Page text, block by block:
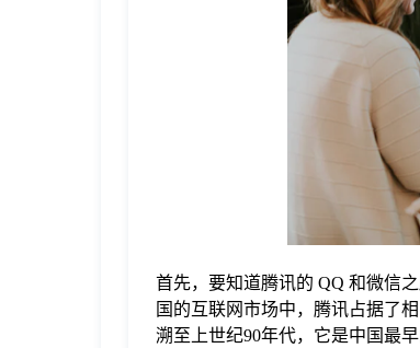
首先，要知道腾讯的 QQ 和微信
国的互联网市场中，腾讯占据了
溯至上世纪90年代，它是中国最